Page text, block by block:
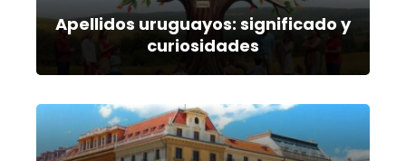
Apellidos uruguayos: significado y
curiosidades